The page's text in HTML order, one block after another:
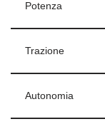
Potenza
Trazione
Autonomia